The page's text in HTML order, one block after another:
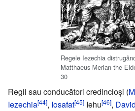
Regele Iezechia
Matthaeus Merian the
30
Regii sau conducători credincioși (
Iezechia[44], Iosafat[45] Iehu[46], David